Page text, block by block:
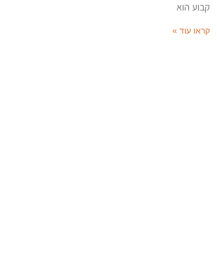
קבוע הוא
קראו עוד »